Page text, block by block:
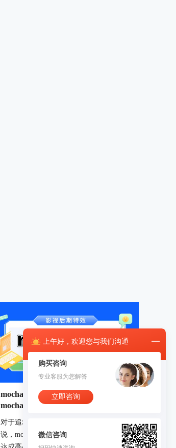
上午好， 欢迎您与我们沟通
购买咨询
专业客服为您解答
立即咨询
微信咨询
mochapro跟踪失败怎么办 如何保证
mochapro跟踪成功率
对于追求极致完美的视频后期制作专家来
说，mochapro及其非凡的跟踪能力已成为